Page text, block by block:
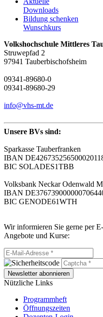
Downloads
Bildung schenken
Wunschkurs
Volkshochschule Mittleres
Struwepfad 2
97941 Tauberbischofsheim
09341-89680-0
09341-89680-29
info@vhs-mt.de
Unsere BVs sind:
Sparkasse Tauberfranken
IBAN
BIC SOLADES1TBB
Volksbank Neckar Odenwald
IBAN
BIC GENODE61WTH
Wir informieren Sie gerne per
Angebote und Kurse:
Newsletter abonnieren
Nützliche Links
Programmheft
Öffnungszeiten